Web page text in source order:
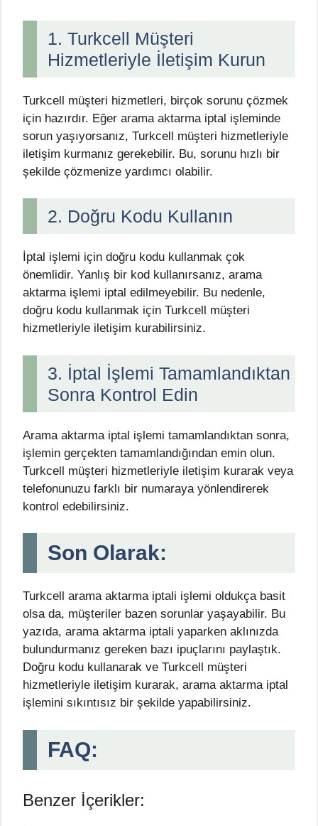
1. Turkcell Müşteri
Hizmetleriyle İletişim Kurun
Turkcell müşteri hizmetleri, birçok sorunu çözmek
için hazırdır. Eğer arama aktarma iptal işleminde
sorun yaşıyorsanız, Turkcell müşteri hizmetleriyle
iletişim kurmanız gerekebilir. Bu, sorunu hızlı bir
şekilde çözmenize yardımcı olabilir.
2. Doğru Kodu Kullanın
İptal işlemi için doğru kodu kullanmak çok
önemlidir. Yanlış bir kod kullanırsanız, arama
aktarma işlemi iptal edilmeyebilir. Bu nedenle,
doğru kodu kullanmak için Turkcell müşteri
hizmetleriyle iletişim kurabilirsiniz.
3. İptal İşlemi Tamamlandıktan
Sonra Kontrol Edin
Arama aktarma iptal işlemi tamamlandıktan sonra,
işlemin gerçekten tamamlandığından emin olun.
Turkcell müşteri hizmetleriyle iletişim kurarak veya
telefonunuzu farklı bir numaraya yönlendirerek
kontrol edebilirsiniz.
Son Olarak:
Turkcell arama aktarma iptali işlemi oldukça basit
olsa da, müşteriler bazen sorunlar yaşayabilir. Bu
yazıda, arama aktarma iptali yaparken aklınızda
bulundurmanız gereken bazı ipuçlarını paylaştık.
Doğru kodu kullanarak ve Turkcell müşteri
hizmetleriyle iletişim kurarak, arama aktarma iptal
işlemini sıkıntısız bir şekilde yapabilirsiniz.
FAQ:
Benzer İçerikler: